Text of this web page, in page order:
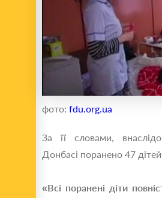
фото: fdu.org.ua
За її словами,
Донбасі поранено 47
«Всі поранені діти